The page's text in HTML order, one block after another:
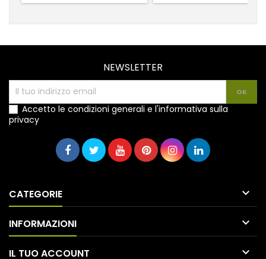
NEWSLETTER
Accetto le condizioni generali e l'informativa sulla
privacy
CATEGORIE 
INFORMAZIONI 
IL TUO ACCOUNT 